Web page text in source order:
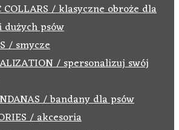
COLLARS / klasyczne obroże dla
dużych psów
/ smycze
/ spersonalizuj swój
/ bandany dla psów
/ akcesoria